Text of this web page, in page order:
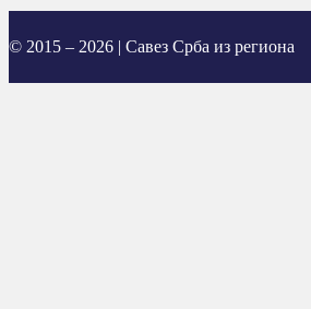
© 2015 – 2026 | Савез Срба из региона